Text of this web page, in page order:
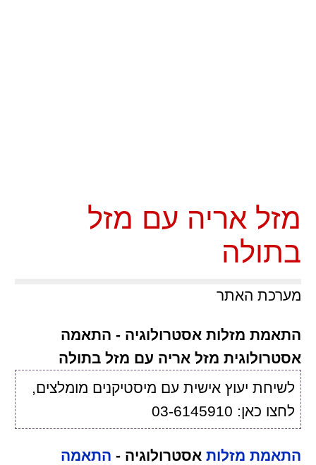
מזל אריה עם מזל
בתולה
מערכת האתר
התאמת מזלות אסטרולוגיה - התאמה
אסטרולוגית מזל אריה עם מזל בתולה
לשיחת יעוץ אישית עם מיסטיקנים מומלצים,
לחצו כאן: 03-6145910
התאמת מזלותאסטרולוגיה - התאמה